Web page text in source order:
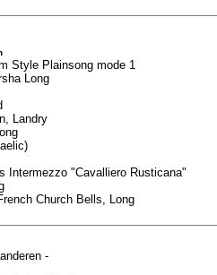
Style Plainsong mode 1
Long
Landry
Intermezzo "Cavalliero Rusticana"
Church Bells, Long
-